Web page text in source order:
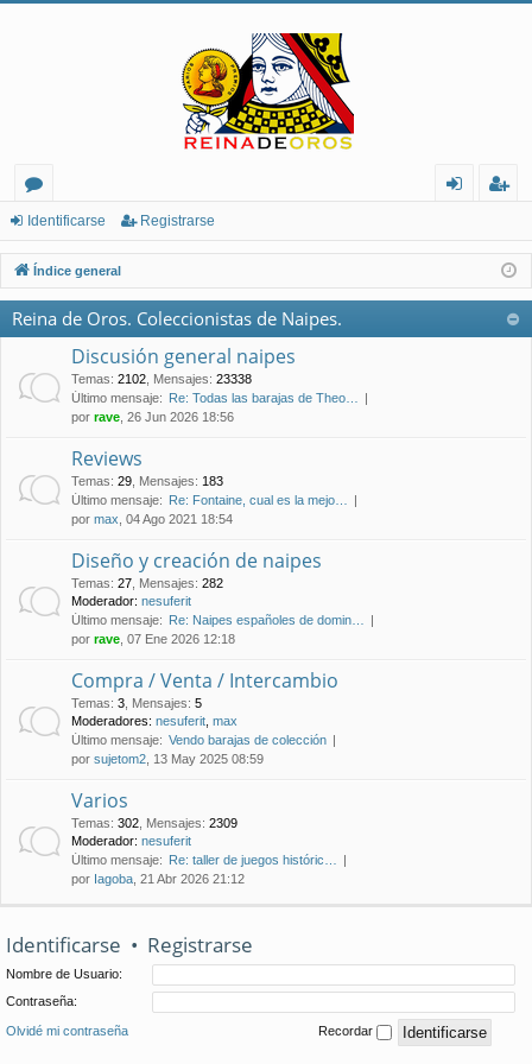
or
os
nt
ifi
ist
ra
Identificarse Registrarse
Índice general
Reina de Oros. Coleccionistas de Naipes.
Discusión general naipes
Temas: 2102 Mensajes: 23338
Último mensaje: Re: Todas las barajas de Theo…
por rave , 26 Jun 2026 18:56
Reviews
Temas: 29 Mensajes: 183
Último mensaje: Re: Fontaine, cual es la mejo…
por max , 04 Ago 2021 18:54
Diseño y creación de naipes
Temas: 27 Mensajes: 282
Moderador: nesuferit
Último mensaje: Re: Naipes españoles de domin…
por rave , 07 Ene 2026 12:18
Compra / Venta / Intercambio
Temas: 3 Mensajes: 5
Moderadores: nesuferit max
Último mensaje: Vendo barajas de colección
por sujetom2 , 13 May 2025 08:59
Varios
Temas: 302 Mensajes: 2309
Moderador: nesuferit
Último mensaje: Re: taller de juegos históric…
por Iagoba , 21 Abr 2026 21:12
Identificarse • Registrarse
Nombre de Usuario:
Contraseña:
Olvidé mi contraseña Recordar